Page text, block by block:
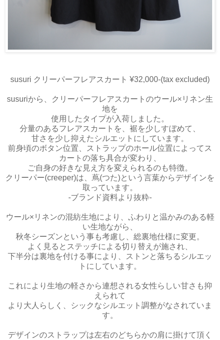
susuri クリーパーフレアスカート ¥32,000-(tax excluded)
susuriから、クリーパーフレアスカートのウール×リネン生
地を
使用したタイプが入荷しました。
分量のあるフレアスカートを、裾を少しすぼめて、
甘さを少し抑えたシルエットにしています。
前身頃のボタン位置、ストラップのホール位置によってス
カートの落ち具合が変わり、
ご自身の好きな見え方を変えられるのも特徴。
クリーパー(creeper)は、蔦(つた)という言葉からデザインを
取っています。
-ブランド資料より抜粋-
ウール×リネンの混紡生地により、ふわりと温かみのある軽
い生地ながら、
秋冬シーズンという事も考慮し、総裏地仕様に変更。
よく見るとステッチによる切り替えが施され、
下半分は裏地を付ける事により、ストンと落ちるシルエッ
トにしています。
これにより生地の軽さから連想される女性らしい甘さも抑
えられて
より大人らしく、シックなシルエット調整がなされていま
す。
デザインのストラップは左右のどちらかの肩に掛けて頂く